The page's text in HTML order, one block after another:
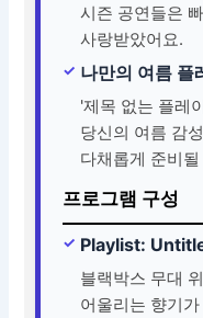
시즌 공연들은
사랑받았어요.
나만의 여름 플
'제목 없는 플레
당신의 여름 감
다채롭게 준비
프로그램 구성
Playlist:
블랙박스 무대
어울리는 향기